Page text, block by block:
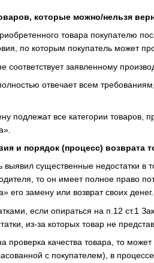
которые можно/нельзя
товара покупателю
по которым покупатель может
соответствует заявленному
отвечает всем
подлежат все категории товаров,
и порядок (процесс) возврата
выявил существенные недостатки в
то он имеет полное право
его замену или возврат своих денег.
если опираться на п.12 ст.1
из-за которых товар не
проверка качества товара, то
с покупателем), в